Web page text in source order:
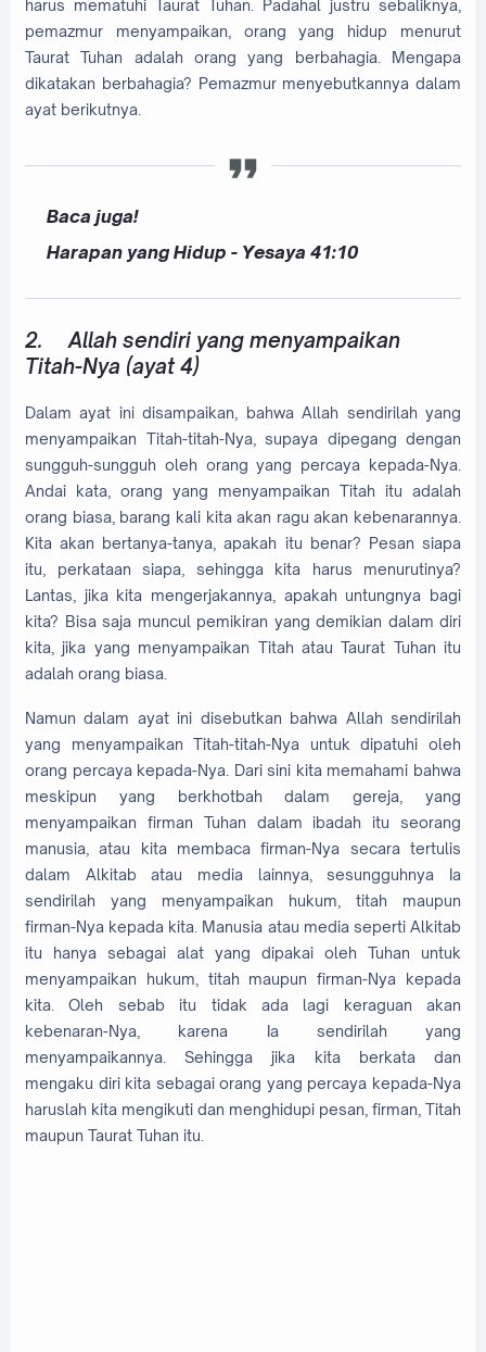
harus mematuhi Taurat Tuhan. Padahal justru sebaliknya,
pemazmur menyampaikan, orang yang hidup menurut
Taurat Tuhan adalah orang yang berbahagia. Mengapa
dikatakan berbahagia? Pemazmur menyebutkannya dalam
ayat berikutnya.
Baca juga!
Harapan yang Hidup - Yesaya 41:10
2.
Allah sendiri yang menyampaikan
Titah-Nya (ayat 4)
Dalam ayat ini disampaikan, bahwa Allah sendirilah yang
menyampaikan Titah-titah-Nya, supaya dipegang dengan
sungguh-sungguh oleh orang yang percaya kepada-Nya.
Andai kata, orang yang menyampaikan Titah itu adalah
orang biasa, barang kali kita akan ragu akan kebenarannya.
Kita akan bertanya-tanya, apakah itu benar? Pesan siapa
itu, perkataan siapa, sehingga kita harus menurutinya?
Lantas, jika kita mengerjakannya, apakah untungnya bagi
kita? Bisa saja muncul pemikiran yang demikian dalam diri
kita, jika yang menyampaikan Titah atau Taurat Tuhan itu
adalah orang biasa.
Namun dalam ayat ini disebutkan bahwa Allah sendirilah
yang menyampaikan Titah-titah-Nya untuk dipatuhi oleh
orang percaya kepada-Nya. Dari sini kita memahami bahwa
meskipun yang berkhotbah dalam gereja, yang
menyampaikan firman Tuhan dalam ibadah itu seorang
manusia, atau kita membaca firman-Nya secara tertulis
dalam Alkitab atau media lainnya, sesungguhnya Ia
sendirilah yang menyampaikan hukum, titah maupun
firman-Nya kepada kita. Manusia atau media seperti Alkitab
itu hanya sebagai alat yang dipakai oleh Tuhan untuk
menyampaikan hukum, titah maupun firman-Nya kepada
kita. Oleh sebab itu tidak ada lagi keraguan akan
kebenaran-Nya, karena Ia sendirilah yang
menyampaikannya. Sehingga jika kita berkata dan
mengaku diri kita sebagai orang yang percaya kepada-Nya
haruslah kita mengikuti dan menghidupi pesan, firman, Titah
maupun Taurat Tuhan itu.